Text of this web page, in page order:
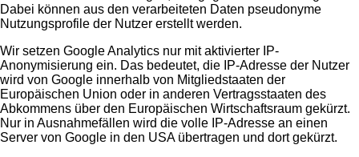
Dabei können aus den verarbeiteten Daten pseudonyme
Nutzungsprofile der Nutzer erstellt werden.
Wir setzen Google Analytics nur mit aktivierter IP-
Anonymisierung ein. Das bedeutet, die IP-Adresse der Nutzer
wird von Google innerhalb von Mitgliedstaaten der
Europäischen Union oder in anderen Vertragsstaaten des
Abkommens über den Europäischen Wirtschaftsraum gekürzt.
Nur in Ausnahmefällen wird die volle IP-Adresse an einen
Server von Google in den USA übertragen und dort gekürzt.